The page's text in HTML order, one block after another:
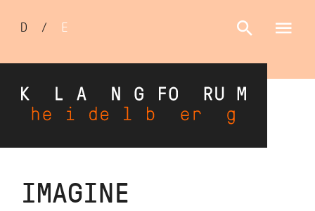
Direkt
Sprachumschalter
D / E
IMAGINE